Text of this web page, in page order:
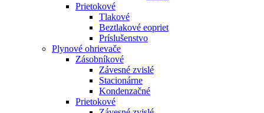
Prietokové
Tlakové
Beztlakové eopriet
Príslušenstvo
Plynové ohrievače
Zásobníkové
Závesné zvislé
Stacionárne
Kondenzačné
Prietokové